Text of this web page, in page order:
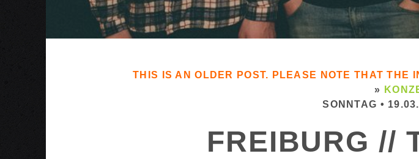
THIS IS AN OLDER POST. PLEASE NOTE THAT THE
»
SONNTAG •
FREIBURG //